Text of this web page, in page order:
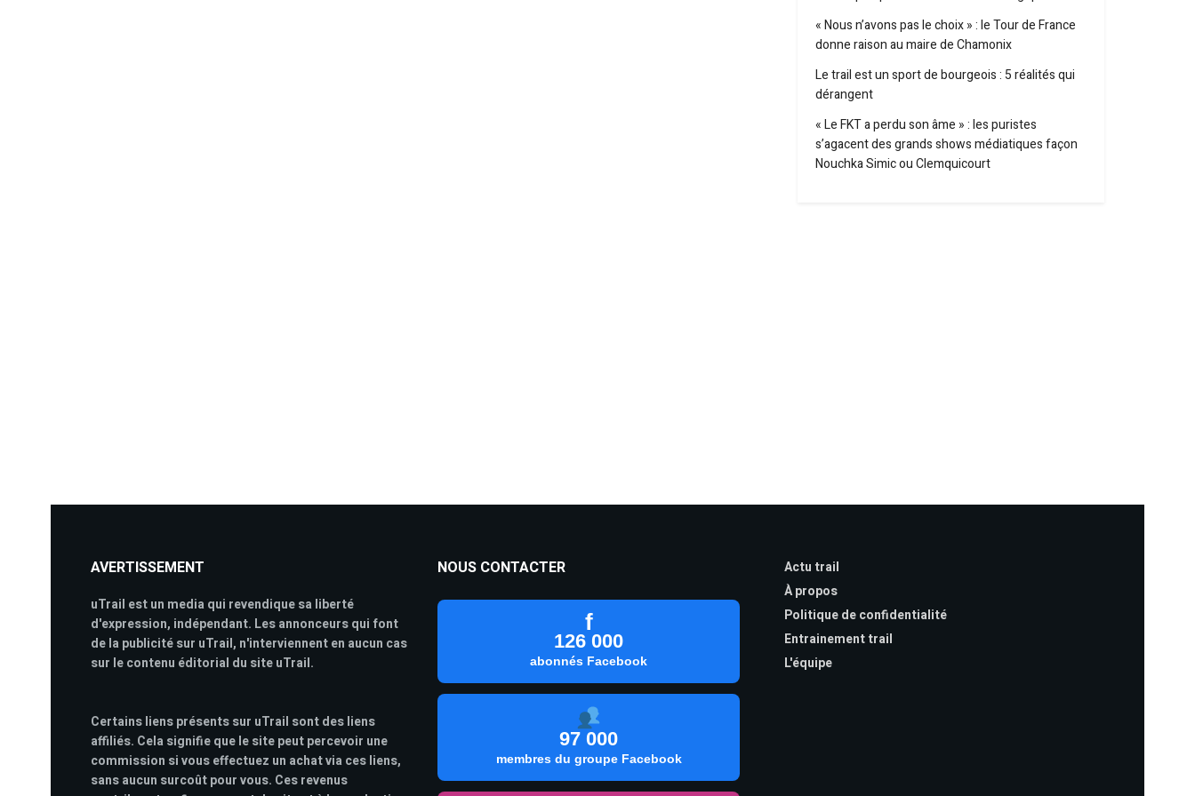
« Nous n’avons pas le choix » : le Tour de France
donne raison au maire de Chamonix
Le trail est un sport de bourgeois : 5 réalités qui
dérangent
« Le FKT a perdu son âme » : les puristes
s’agacent des grands shows médiatiques façon
Nouchka Simic ou Clemquicourt
AVERTISSEMENT
uTrail est un media qui revendique sa liberté
d'expression, indépendant. Les annonceurs qui font
de la publicité sur uTrail, n'interviennent en aucun cas
sur le contenu éditorial du site uTrail.
Certains liens présents sur uTrail sont des liens
affiliés. Cela signifie que le site peut percevoir une
commission si vous effectuez un achat via ces liens,
sans aucun surcoût pour vous. Ces revenus
NOUS CONTACTER
f
126 000
abonnés Facebook
97 000
membres du groupe Facebook
Actu trail
À propos
Politique de confidentialité
Entrainement trail
L'équipe